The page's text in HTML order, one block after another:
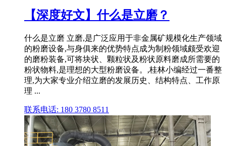
【深度好文】什么是立磨？
什么是立磨 立磨,是广泛应用于非金属矿规模化生产领域
的粉磨设备,与身俱来的优势特点成为制粉领域颇受欢迎
的磨粉装备,可将块状、颗粒状及粉状原料磨成所需要的
粉状物料,是理想的大型粉磨设备。,桂林小编经过一番整
理,为大家专业介绍立磨的发展历史、结构特点、工作原
理 ...
联系电话: 180 3780 8511